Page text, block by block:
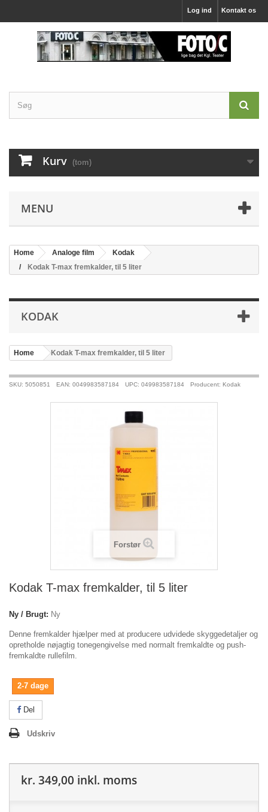
Kontakt os
Log ind
Kurv (tom)
MENU
Home Analoge film
Kodak
Kodak T-max fremkalder, til 5 liter
KODAK
Home >Kodak T-max fremkalder, til 5 liter
SKU: 5050851 EAN: 0049983587184 UPC: 049983587184 Producent: Kodak
Forstør
Kodak T-max fremkalder, til 5 liter
Ny / Brugt: Ny
Denne fremkalder hjælper med at producere udvidede skyggedetaljer og
opretholde nøjagtig tonegengivelse med normalt fremkaldte og push-
fremkaldte rullefilm.
2-7 dage
Del
Udskriv
kr. 349,00 inkl. moms